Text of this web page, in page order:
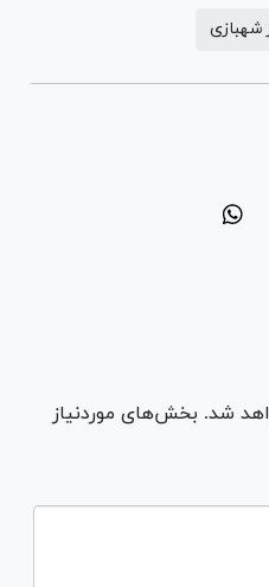
شهبازی
شد. بخش‌های موردنیاز